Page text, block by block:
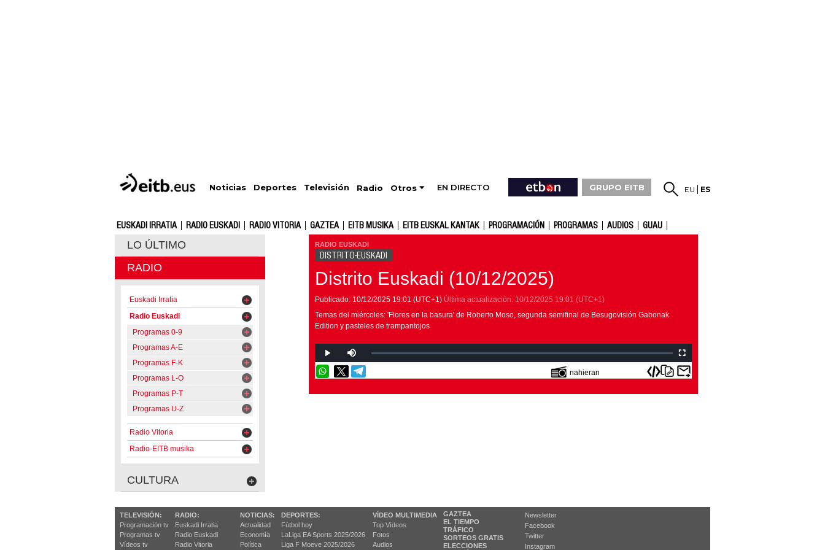
Noticias Deportes Televisión Radio Otros EN DIRECTO GRUPO EITB EU ES
EUSKADI IRRATIA RADIO EUSKADI RADIO VITORIA GAZTEA EITB MUSIKA EITB EUSKAL KANTAK PROGRAMACIÓN PROGRAMAS AUDIOS GUAU
LO ÚLTIMO
RADIO
Euskadi Irratia
Radio Euskadi
Programas 0-9
Programas A-E
Programas F-K
Programas L-O
Programas P-T
Programas U-Z
Radio Vitoria
Radio-EITB musika
CULTURA
RADIO EUSKADI
DISTRITO-EUSKADI
Distrito Euskadi (10/12/2025)
Publicado: 10/12/2025 19:01 (UTC+1) Última actualización: 10/12/2025 19:01 (UTC+1)
Temas del miércoles: 'Flores en la basura' de Roberto Moso, segunda semifinal de Besugovisión Gabonak
Edition y pasteles de trampantojos
nahieran
TELEVISIÓN:
Programación tv
Programas tv
Vídeos tv
RADIO:
Euskadi Irratia
Radio Euskadi
Radio Vitoria
NOTICIAS:
Actualidad
Economía
Política
DEPORTES:
Fútbol hoy
LaLiga EA Sports 2025/2026
Liga F Moeve 2025/2026
VÍDEO MULTIMEDIA
Top Vídeos
Fotos
Audios
GAZTEA
EL TIEMPO
TRÁFICO
SORTEOS GRATIS
ELECCIONES
Newsletter
Facebook
Twitter
Instagram